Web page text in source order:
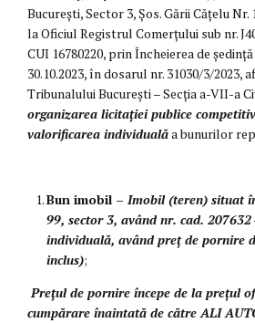
București, Sector 3, Șos. Gării Cățelu
la Oficiul Registrul Comerțului sub nr.
CUI 16780220, prin Încheierea de
30.10.2023, în dosarul nr. 31030/3/2023,
Tribunalului București – Secţia a-VII-a
organizarea licitației publice
valorificarea individualăa bunurilor
Bun imobil – Imobil (teren) situat
99, sector 3, având nr. cad. 207632
individuală, având preț de pornire
inclus);
Prețul de pornire începe de la prețul
cumpărare înaintată de către ALI